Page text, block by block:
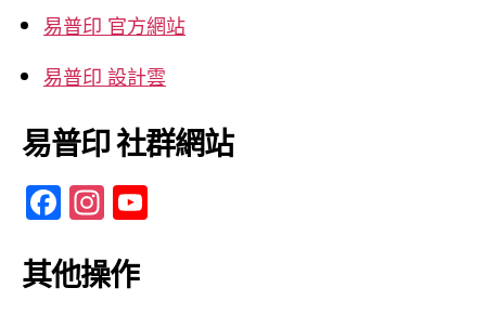
易普印 官方網站
易普印 設計雲
易普印 社群網站
F
c
In
a
其他操作